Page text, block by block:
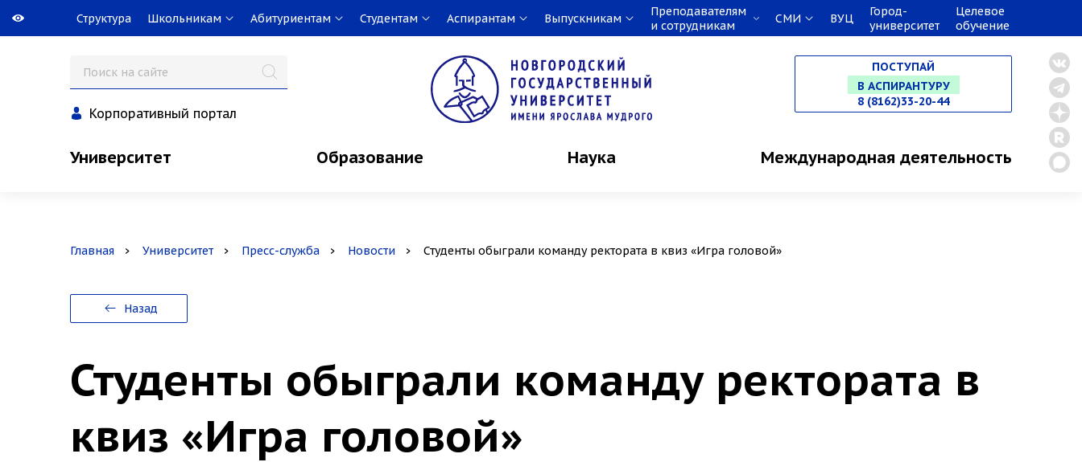
Структура Школьникам Абитуриентам Студентам Аспирантам Выпускникам
Преподавателям
и сотрудникам
СМИ ВУЦ
Город-
университет
Целевое
обучение
Корпоративный портал
ПОСТУПАЙ
НА СПЕЦИАЛИТЕТ
В МАГИСТРАТУРУ
8 (8162)33-20-44
Университет Образование Наука Международная деятельность
Главная Университет Пресс-служба Новости Студенты обыграли команду ректората в квиз «Игра головой»
Назад
Студенты обыграли команду ректората в
квиз «Игра головой»